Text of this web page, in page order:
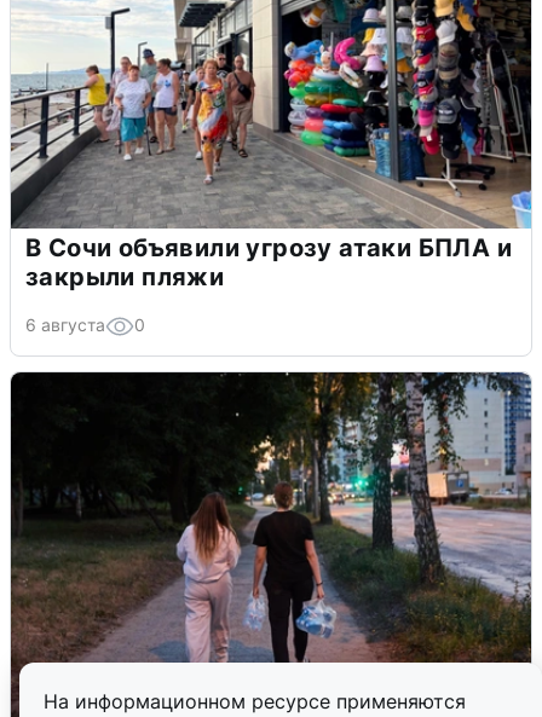
На информационном ресурсе применяются
В Сочи объявили угрозу атаки БПЛА и
закрыли пляжи
6 августа 0